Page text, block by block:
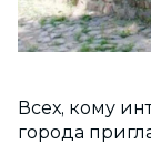
Всех, кому
города